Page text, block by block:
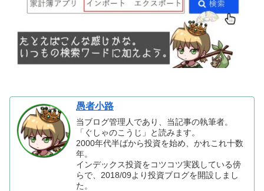
愚者小路
当ブログ管理人であり、当記事の執筆者。
「ぐしゃのこうじ」と読みます。
2000年代半ばから投資を始め、かれこれ十数
年。
インデックス投資をコツコツ実践している傍
らで、2018/09より投資ブログを開設しまし
た。